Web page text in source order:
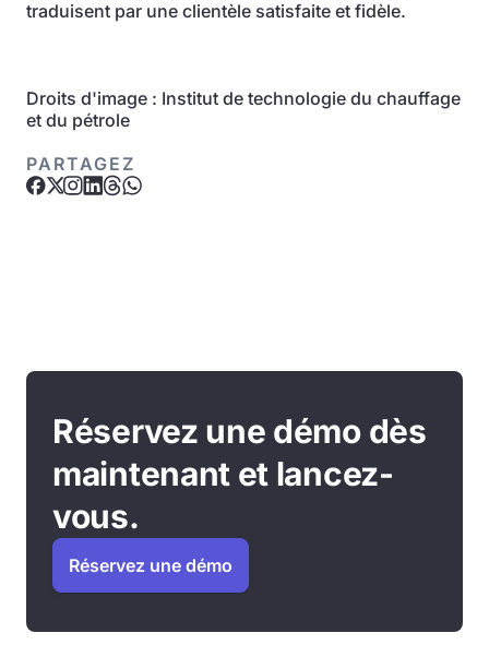
traduisent par une clientèle satisfaite et fidèle.
Droits d'image : Institut de technologie du chauffage
et du pétrole
PARTAGEZ
Réservez une démo dès
maintenant et lancez-
vous.
Réservez une démo